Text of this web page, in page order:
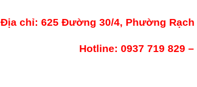
Địa chỉ: 625 Đường 30/4, Phường
Hotline: 0937 719 829 –